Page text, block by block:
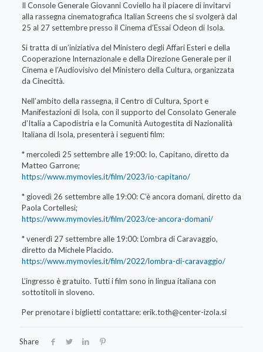
Il Console Generale Giovanni Coviello ha il piacere di invitarvi
alla rassegna cinematografica Italian Screens che si svolgerà dal
25 al 27 settembre presso il Cinema d’Essai Odeon di Isola.
Si tratta di un’iniziativa del Ministero degli Affari Esteri e della
Cooperazione Internazionale e della Direzione Generale per il
Cinema e l’Audiovisivo del Ministero della Cultura, organizzata
da Cinecittà.
Nell’ambito della rassegna, il Centro di Cultura, Sport e
Manifestazioni di Isola, con il supporto del Consolato Generale
d’Italia a Capodistria e la Comunità Autogestita di Nazionalità
Italiana di Isola, presenterà i seguenti film:
* mercoledì 25 settembre alle 19:00: Io, Capitano, diretto da
Matteo Garrone;
https://www.mymovies.it/film/2023/io-capitano/
* giovedì 26 settembre alle 19:00: C’è ancora domani, diretto da
Paola Cortellesi;
https://www.mymovies.it/film/2023/ce-ancora-domani/
* venerdì 27 settembre alle 19:00: L’ombra di Caravaggio,
diretto da Michele Placido.
https://www.mymovies.it/film/2022/lombra-di-caravaggio/
L’ingresso è gratuito. Tutti i film sono in lingua italiana con
sottotitoli in sloveno.
Per prenotare i biglietti contattare:erik.toth@center-izola.si
Share